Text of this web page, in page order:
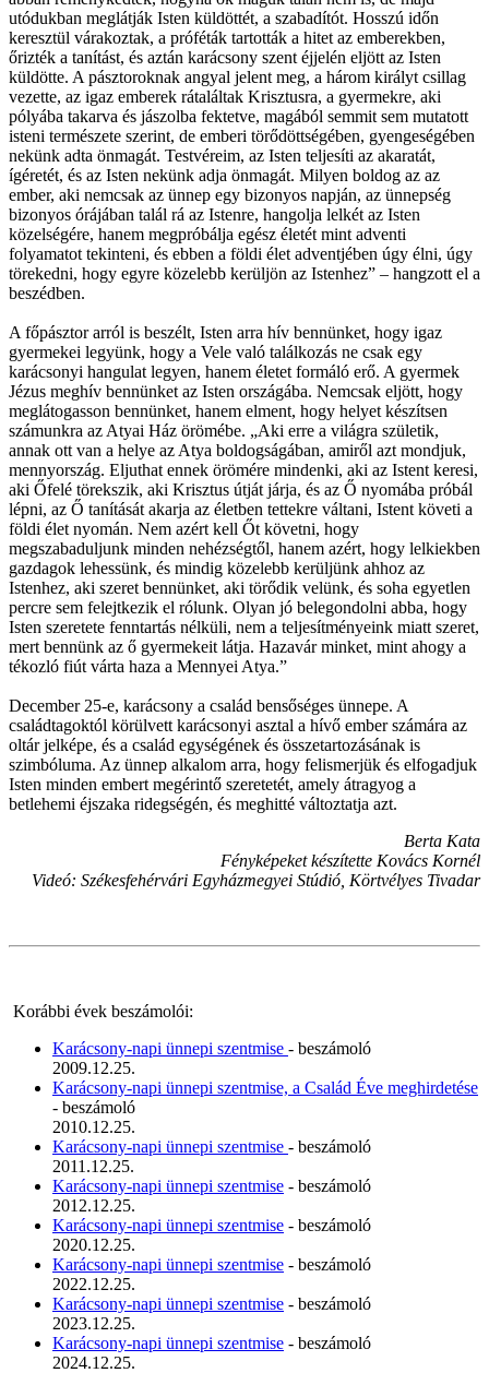
utódukban meglátják Isten küldöttét, a szabadítót. Hosszú időn
keresztül várakoztak, a próféták tartották a hitet az emberekben,
őrizték a tanítást, és aztán karácsony szent éjjelén eljött az Isten
küldötte. A pásztoroknak angyal jelent meg, a három királyt csillag
vezette, az igaz emberek rátaláltak Krisztusra, a gyermekre, aki
pólyába takarva és jászolba fektetve, magából semmit sem mutatott
isteni természete szerint, de emberi törődöttségében, gyengeségében
nekünk adta önmagát. Testvéreim, az Isten teljesíti az akaratát,
ígéretét, és az Isten nekünk adja önmagát. Milyen boldog az az
ember, aki nemcsak az ünnep egy bizonyos napján, az ünnepség
bizonyos órájában talál rá az Istenre, hangolja lelkét az Isten
közelségére, hanem megpróbálja egész életét mint adventi
folyamatot tekinteni, és ebben a földi élet adventjében úgy élni, úgy
törekedni, hogy egyre közelebb kerüljön az Istenhez” – hangzott el a
beszédben.
A főpásztor arról is beszélt, Isten arra hív bennünket, hogy igaz
gyermekei legyünk, hogy a Vele való találkozás ne csak egy
karácsonyi hangulat legyen, hanem életet formáló erő. A gyermek
Jézus meghív bennünket az Isten országába. Nemcsak eljött, hogy
meglátogasson bennünket, hanem elment, hogy helyet készítsen
számunkra az Atyai Ház örömébe. „Aki erre a világra születik,
annak ott van a helye az Atya boldogságában, amiről azt mondjuk,
mennyország. Eljuthat ennek örömére mindenki, aki az Istent keresi,
aki Őfelé törekszik, aki Krisztus útját járja, és az Ő nyomába próbál
lépni, az Ő tanítását akarja az életben tettekre váltani, Istent követi a
földi élet nyomán. Nem azért kell Őt követni, hogy
megszabaduljunk minden nehézségtől, hanem azért, hogy lelkiekben
gazdagok lehessünk, és mindig közelebb kerüljünk ahhoz az
Istenhez, aki szeret bennünket, aki törődik velünk, és soha egyetlen
percre sem felejtkezik el rólunk. Olyan jó belegondolni abba, hogy
Isten szeretete fenntartás nélküli, nem a teljesítményeink miatt szeret,
mert bennünk az ő gyermekeit látja. Hazavár minket, mint ahogy a
tékozló fiút várta haza a Mennyei Atya.”
December 25-e, karácsony a család bensőséges ünnepe. A
családtagoktól körülvett karácsonyi asztal a hívő ember számára az
oltár jelképe, és a család egységének és összetartozásának is
szimbóluma. Az ünnep alkalom arra, hogy felismerjük és elfogadjuk
Isten minden embert megérintő szeretetét, amely átragyog a
betlehemi éjszaka ridegségén, és meghitté változtatja azt.
Berta Kata
Fényképeket készítette Kovács Kornél
Videó: Székesfehérvári Egyházmegyei Stúdió, Körtvélyes Tivadar
Korábbi évek beszámolói:
Karácsony-napi ünnepi szentmise - beszámoló
2009.12.25.
Karácsony-napi ünnepi szentmise, a Család Éve meghirdetése
- beszámoló
2010.12.25.
Karácsony-napi ünnepi szentmise - beszámoló
2011.12.25.
Karácsony-napi ünnepi szentmise - beszámoló
2012.12.25.
Karácsony-napi ünnepi szentmise - beszámoló
2020.12.25.
Karácsony-napi ünnepi szentmise - beszámoló
2022.12.25.
Karácsony-napi ünnepi szentmise - beszámoló
2023.12.25.
Karácsony-napi ünnepi szentmise - beszámoló
2024.12.25.